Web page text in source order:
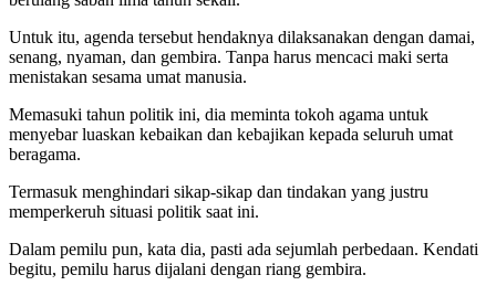
Untuk itu, agenda tersebut hendaknya dilaksanakan dengan damai,
senang, nyaman, dan gembira. Tanpa harus mencaci maki serta
menistakan sesama umat manusia.
Memasuki tahun politik ini, dia meminta tokoh agama untuk
menyebar luaskan kebaikan dan kebajikan kepada seluruh umat
beragama.
Termasuk menghindari sikap-sikap dan tindakan yang justru
memperkeruh situasi politik saat ini.
Dalam pemilu pun, kata dia, pasti ada sejumlah perbedaan. Kendati
begitu, pemilu harus dijalani dengan riang gembira.